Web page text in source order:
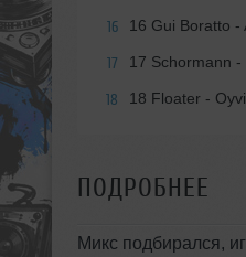
16 16 Gui Boratto -
17 17 Schormann -
18 18 Floater -
ПОДРОБНЕЕ
Микс подбирался,